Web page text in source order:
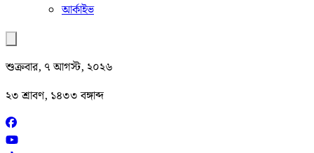
আর্কাইভ
শুক্রবার, ৭ আগস্ট, ২০২৬
২৩ শ্রাবণ, ১৪৩৩ বঙ্গাব্দ